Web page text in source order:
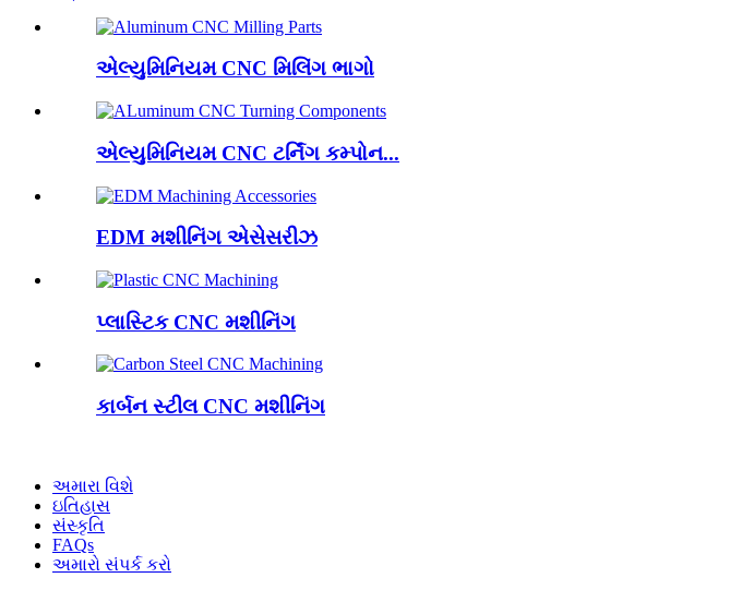
એલ્યુમિનિયમ CNC મિલિંગ ભાગો
એલ્યુમિનિયમ CNC ટર્નિંગ કમ્પોન...
EDM મશીનિંગ એસેસરીઝ
પ્લાસ્ટિક CNC મશીનિંગ
કાર્બન સ્ટીલ CNC મશીનિંગ
અમારા વિશે
ઇતિહાસ
સંસ્કૃતિ
FAQs
અમારો સંપર્ક કરો